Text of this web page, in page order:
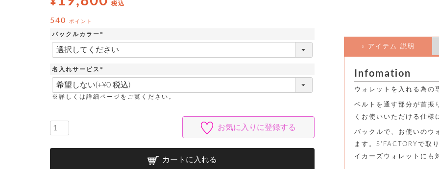
税込
540 ポイント
バックルカラー
(
必
須
)
名入れサービス
(
必
須
※詳しくは詳細ページをご覧ください。
お気に入りに登録する
カートに入れる
» アイテム 説明
Infomation
ウォレットを入れる為の
ベルトを通す部分が首振
くお使いいただける仕様
バックルで、お使いのウ
ます。S'FACTORYで取
イカーズウォレットにも